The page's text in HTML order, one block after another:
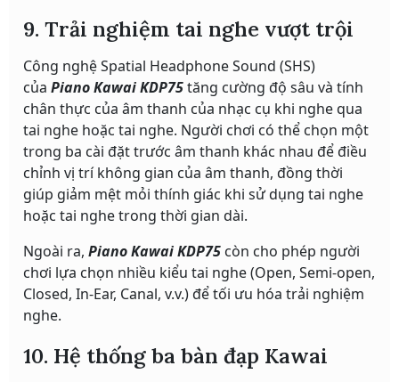
9. Trải nghiệm tai nghe vượt trội
Công nghệ Spatial Headphone Sound (SHS)
của Piano Kawai KDP75tăng cường độ sâu và tính
chân thực của âm thanh của nhạc cụ khi nghe qua
tai nghe hoặc tai nghe. Người chơi có thể chọn một
trong ba cài đặt trước âm thanh khác nhau để điều
chỉnh vị trí không gian của âm thanh, đồng thời
giúp giảm mệt mỏi thính giác khi sử dụng tai nghe
hoặc tai nghe trong thời gian dài.
Ngoài ra, Piano Kawai KDP75 còn cho phép người
chơi lựa chọn nhiều kiểu tai nghe (Open, Semi-open,
Closed, In-Ear, Canal, v.v.) để tối ưu hóa trải nghiệm
nghe.
10. Hệ thống ba bàn đạp Kawai